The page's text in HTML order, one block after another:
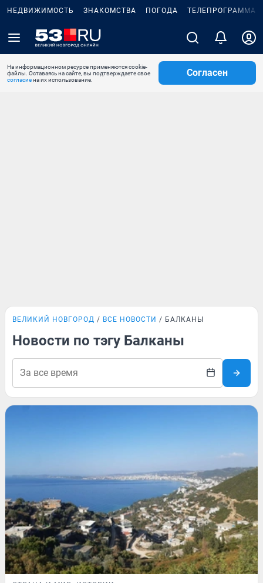
НЕДВИЖИМОСТЬ ЗНАКОМСТВА ПОГОДА ТЕЛЕПРОГРАММА
На информационном ресурсе применяются cookie-
файлы. Оставаясь на сайте, вы подтверждаете свое
согласиена их использование.
Согласен
ВЕЛИКИЙ НОВГОРОД ВСЕ НОВОСТИ БАЛКАНЫ
Новости по тэгу Балканы